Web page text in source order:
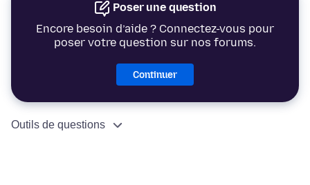
Poser une question
Encore besoin d’aide ? Connectez-vous pour
poser votre question sur nos forums.
Continuer
Outils de questions